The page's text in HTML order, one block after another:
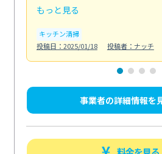
もっと見る
キッチン清掃
投稿日：2025/01/18
投稿者：ナッチ
事業者の詳細情報を